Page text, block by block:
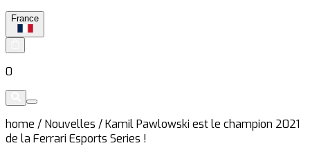
France
0
home / Nouvelles /Kamil Pawlowski est le champion 2021
de la Ferrari Esports Series !